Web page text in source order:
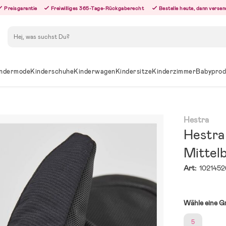
Preisgarantie Freiwilliges 365-Tage-Rückgaberecht Bestelle heute, dann
KinderschuheKinderwagenKindersitzeKinderzimmer
Hestra
Art:
Wähle eine
5